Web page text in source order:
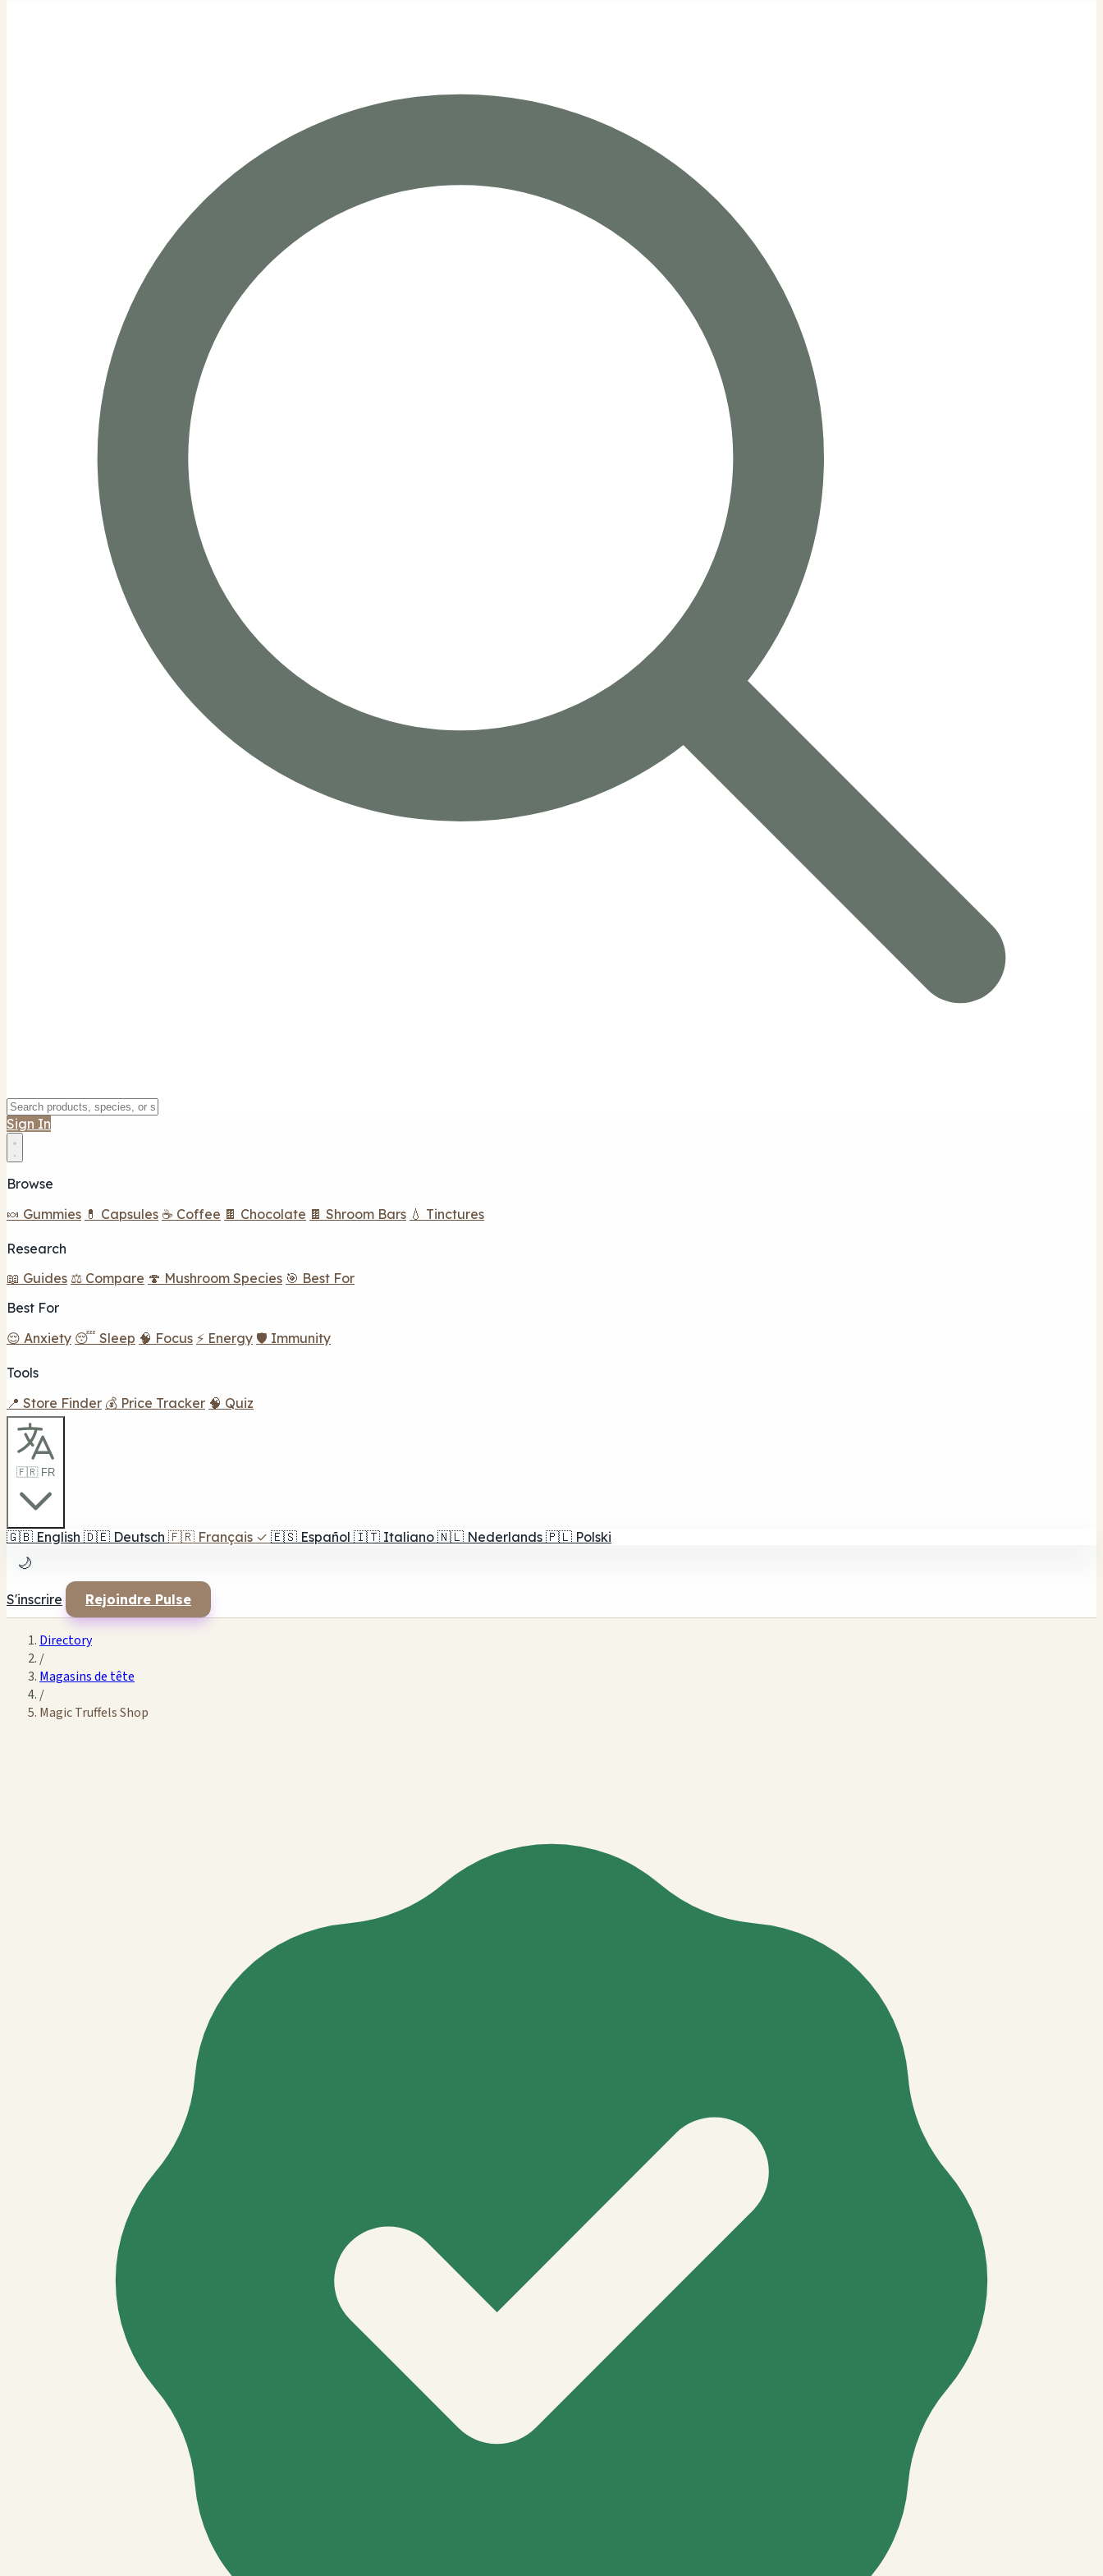
Sign In
Browse
🍬 Gummies 💊 Capsules ☕ Coffee 🍫 Chocolate 🍫 Shroom Bars 💧 Tinctures
Research
📖 Guides ⚖️ Compare 🍄 Mushroom Species 🎯 Best For
Best For
😌 Anxiety 😴 Sleep 🧠 Focus ⚡ Energy 🛡️ Immunity
Tools
📍 Store Finder 💰 Price Tracker 🧠 Quiz
🇫🇷 FR
🇬🇧 English 🇩🇪 Deutsch 🇫🇷 Français ✓ 🇪🇸 Español 🇮🇹 Italiano 🇳🇱 Nederlands 🇵🇱 Polski
🌙
S'inscrire Rejoindre Pulse
Directory
/
Magasins de tête
/
Magic Truffels Shop